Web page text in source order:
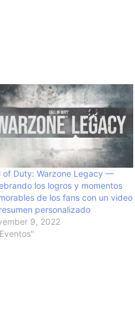
of Duty: Warzone Legacy —
los logros y momentos
de los fans con un video
personalizado
9, 2022